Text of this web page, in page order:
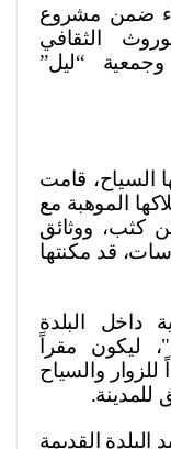
ضمن مشروع
الثقافي
“ليل”
السياح، قامت
الموهبة مع
كثب، ووثائق
قد مكنتها
داخل البلدة
ليكون مقراً
والسياح
للمدينة.
القديمة